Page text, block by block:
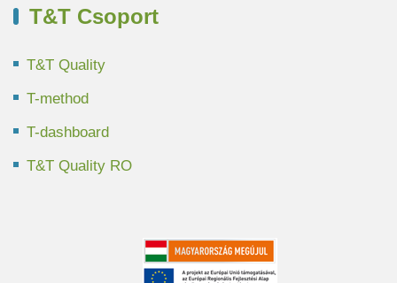
T&T Csoport
T&T Quality
T-method
T-dashboard
T&T Quality RO